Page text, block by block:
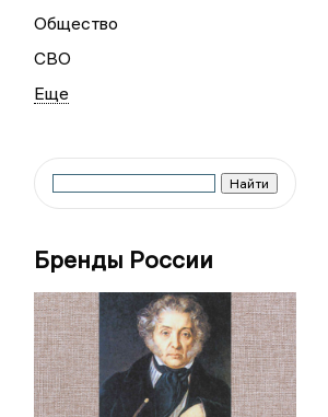
Общество
СВО
Бренды России